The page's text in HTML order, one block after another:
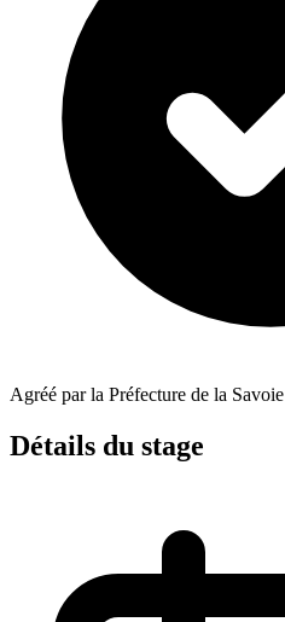
Agréé par la Préfecture de la Savoie
Détails du stage